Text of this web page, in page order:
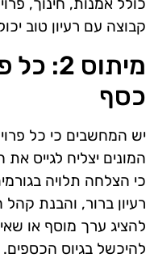
כולל אמנות, חינוך,
קבוצה עם רעיון טוב
מיתוס
כסף
יש המחשבים כי כל
המונים יצליח לגייס
כי הצלחה תלויה
רעיון ברור, והבנת
להציג ערך מוסף או
להיכשל בגיוס הכספים.